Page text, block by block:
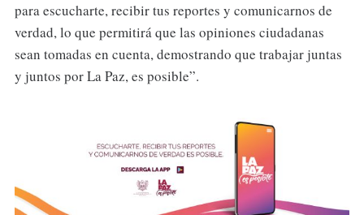
para escucharte, recibir tus reportes y comunicarnos de
verdad, lo que permitirá que las opiniones ciudadanas
sean tomadas en cuenta, demostrando que trabajar juntas
y juntos por La Paz, es posible”.